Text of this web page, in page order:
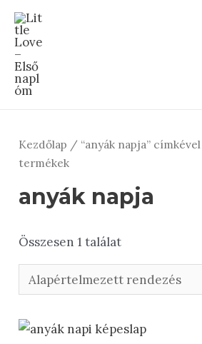
Skip
content
Kezdőlap / “anyák napja”
termékek
anyák napja
Összesen 1 találat